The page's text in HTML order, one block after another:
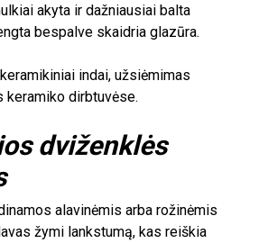
akyta ir dažniausiai balta
bespalve skaidria glazūra.
keramikiniai indai, užsiėmimas
keramiko dirbtuvėse.
dviženklės
alavinėmis arba rožinėmis
žymi lankstumą, kas reiškia